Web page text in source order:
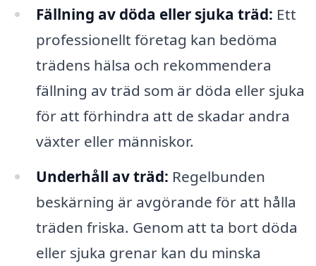
Fällning av döda eller sjuka träd: Ett
professionellt företag kan bedöma
trädens hälsa och rekommendera
fällning av träd som är döda eller sjuka
för att förhindra att de skadar andra
växter eller människor.
Underhåll av träd: Regelbunden
beskärning är avgörande för att hålla
träden friska. Genom att ta bort döda
eller sjuka grenar kan du minska